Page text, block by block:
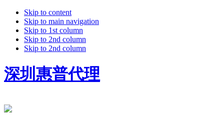
Skip to content
Skip to main navigation
Skip to 1st column
Skip to 2nd column
Skip to 2nd column
深圳惠普代理